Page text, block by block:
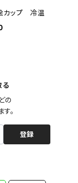
カップ 冷温
る
の
。
登録